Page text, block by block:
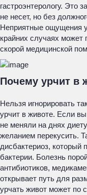
гастроэнтерологу. Это
не несет, но без
Неприятные ощущения
крайних случаях может
скорой медицинской
Почему урчит в
Нельзя игнорировать
урчит в животе. Если
не меняли на днях
желанием перекусить.
дисбактериоз, который
бактерии. Болезнь
антибиотиков,
открывает путь для
урчать живот может по